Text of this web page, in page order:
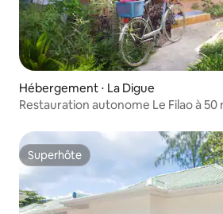
Hébergement ⋅ La Digue
Restauration autonome Le Filao à 50
Superhôte
Superhôte